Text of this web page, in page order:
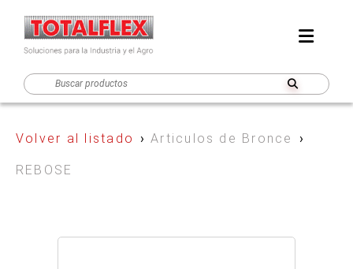
Volver al listado ›Articulos de Bronce ›
REBOSE